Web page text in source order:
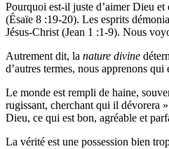
Pourquoi est-il juste d’aimer Dieu
(Ésaïe 8 :19-20). Les esprits
Jésus-Christ (Jean 1 :1-9). Nous
Autrement dit, la nature divine
d’autres termes, nous apprenons
Le monde est rempli de haine,
rugissant, cherchant qui il dévorera
Dieu, ce qui est bon, agréable et
La vérité est une possession bien